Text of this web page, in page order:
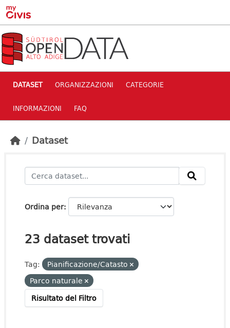
Skip to main content
DATASET ORGANIZZAZIONI CATEGORIE
INFORMAZIONI FAQ
Dataset
Ordina per
23 dataset trovati
Tag:
Pianificazione/Catasto
Parco naturale
Risultato del Filtro